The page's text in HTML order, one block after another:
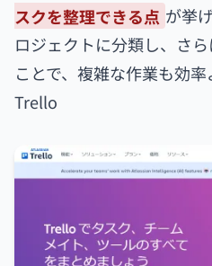
スクを整理できる点 が挙
ロジェクトに分類し、さ
ことで、複雑な作業も効率
Trello